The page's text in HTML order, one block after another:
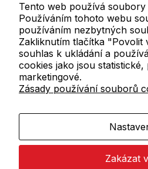
Pátek
8:00 - 11:00
Další pracoviště
Úřední hodiny se mohou lišit.
přehled všech úředních hodin
Odkazy v patičce
RSS kanál
Prohlášení o přístupnosti
Tento web používá soubory
Používáním tohoto webu
používáním nezbytných
Zakliknutím tlačítka "Povolit
souhlas k ukládání a
cookies jako jsou
marketingové.
Zásady používání souborů
Zakázat